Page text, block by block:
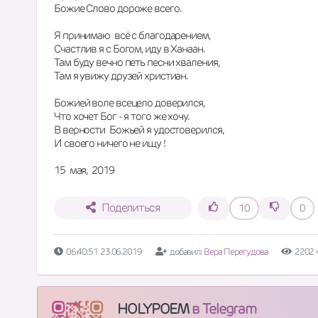
Божие Слово дороже всего.
Я принимаю  всё с благодарением,
Счастлив я с Богом, иду в Ханаан.
Там буду вечно петь песни хваления,
Там я увижу друзей христиан.
Божией воле всецело доверился,
Что хочет Бог - я того же хочу.
В верности  Божьей я удостоверился,
И своего ничего не ищу !
15  мая,  2019
Поделиться 10 0
06:40:51 23.06.2019 добавил: Вера Перегудова 2202
HOLYPOEMв Telegram